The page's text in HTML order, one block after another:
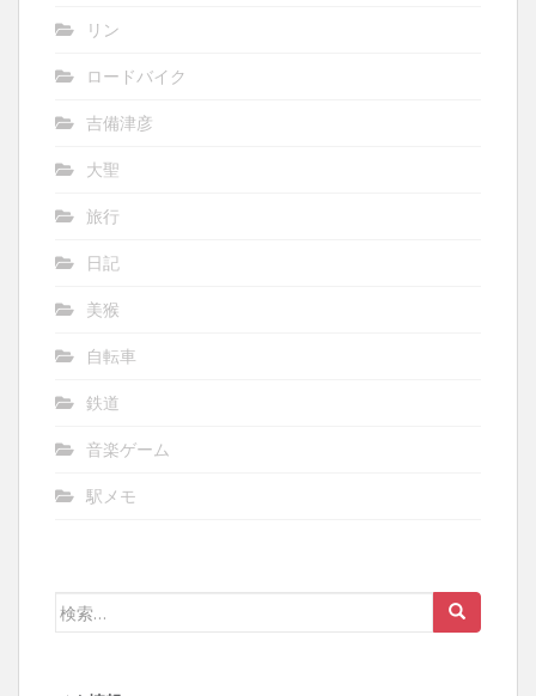
リン
ロードバイク
吉備津彦
大聖
旅行
日記
美猴
自転車
鉄道
音楽ゲーム
駅メモ
検